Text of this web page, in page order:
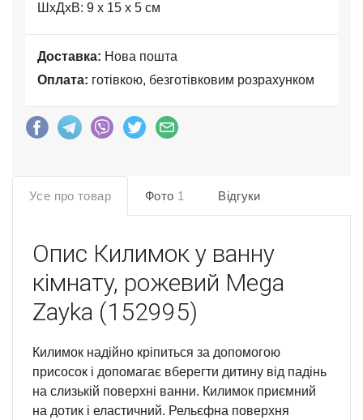
ШхДхВ: 9 x 15 x 5 см
Доставка: Нова пошта
Оплата: готівкою, безготівковим розрахунком
Усе про товар Фото 1 Відгуки
Опис Килимок у ванну
кімнату, рожевий Mega
Zayka (152995)
Килимок надійно кріпиться за допомогою
присосок і допомагає вберегти дитину від падінь
на слизькій поверхні ванни. Килимок приємний
на дотик і еластичний. Рельєфна поверхня